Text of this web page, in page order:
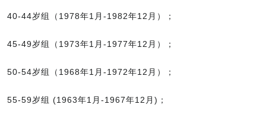
40-44岁组（1978年1月-1982年12月）；
45-49岁组（1973年1月-1977年12月）；
50-54岁组（1968年1月-1972年12月）；
55-59岁组 (1963年1月-1967年12月)；